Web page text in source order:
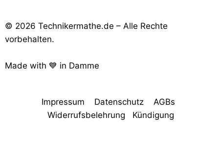
© 2026 Technikermathe.de – Alle Rechte
vorbehalten.
Made with 💙 in Damme
Impressum Datenschutz
AGBs
Widerrufsbelehrung
Kündigung